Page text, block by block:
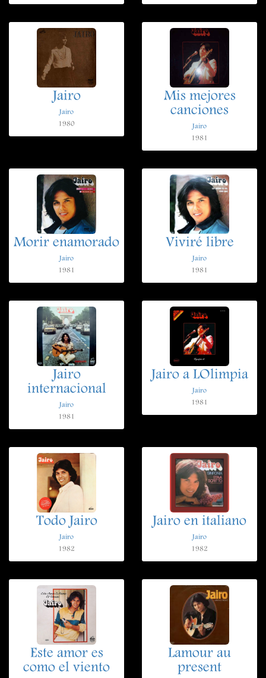
Jairo
Jairo
1980
Mis mejores
canciones
Jairo
1981
Morir enamorado
Jairo
1981
Viviré libre
Jairo
1981
Jairo
internacional
Jairo
1981
Jairo a LOlimpia
Jairo
1981
Todo Jairo
Jairo
1982
Jairo en italiano
Jairo
1982
Este amor es
como el viento
Lamour au
present